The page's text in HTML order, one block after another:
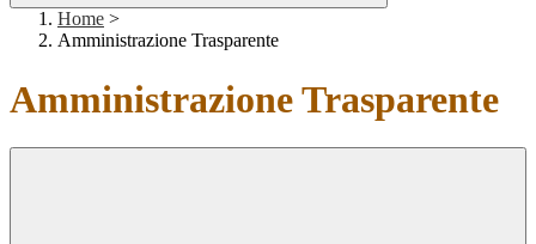
Home >
Amministrazione Trasparente
Amministrazione Trasparente